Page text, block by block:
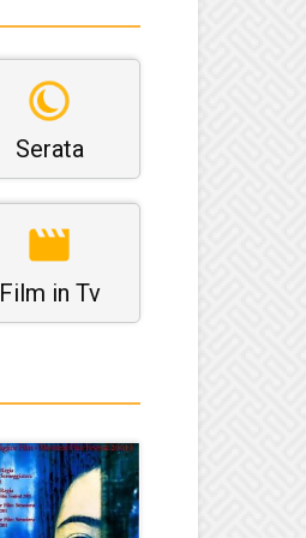
Serata
Film in Tv